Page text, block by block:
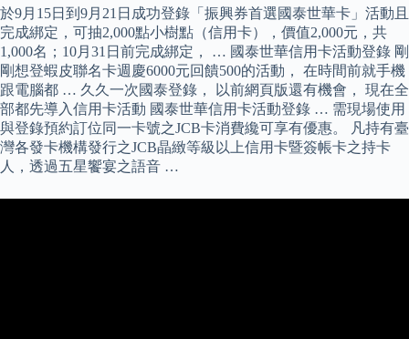
於9月15日到9月21日成功登錄「振興券首選國泰世華卡」活動且
完成綁定，可抽2,000點小樹點（信用卡），價值2,000元，共
1,000名；10月31日前完成綁定， … 國泰世華信用卡活動登錄 剛
剛想登蝦皮聯名卡週慶6000元回饋500的活動， 在時間前就手機
跟電腦都 … 久久一次國泰登錄， 以前網頁版還有機會， 現在全
部都先導入信用卡活動 國泰世華信用卡活動登錄 … 需現場使用
與登錄預約訂位同一卡號之JCB卡消費纔可享有優惠。 凡持有臺
灣各發卡機構發行之JCB晶緻等級以上信用卡暨簽帳卡之持卡
人，透過五星饗宴之語音 …